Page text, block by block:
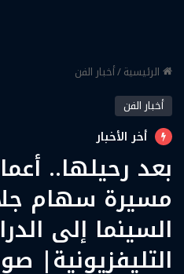
الرئيسية/أخبار الفن
أخبار الفن
أخر الأخبار
بعد رحيلها..
مسيرة سهام
السينما إلى
التليفزيونية|